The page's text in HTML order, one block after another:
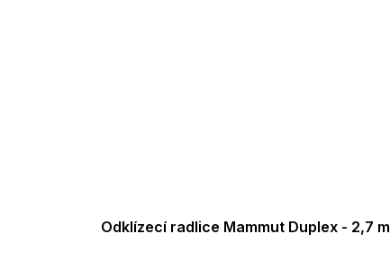
Odklízecí radlice Mammut Duplex - 2,7 m